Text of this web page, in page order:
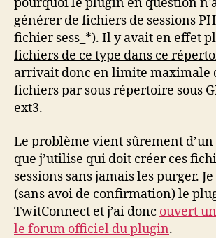
générer de fichiers de sessions
fichier sess_*). Il y avait en effet
fichiers de ce type dans ce
arrivait donc en limite maximale
fichiers par sous répertoire sous
ext3.
Le problème vient sûrement
que j’utilise qui doit créer ces
sessions sans jamais les purger.
(sans avoi de confirmation) le
TwitConnect et j’ai donc ouvert
le forum officiel du plugin.